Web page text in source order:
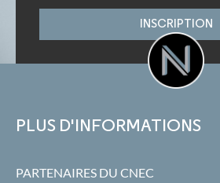
INSCRIPTION
PLUS D'INFORMATIONS
PARTENAIRES DU CNEC